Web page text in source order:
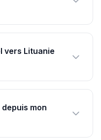
vers Lituanie
mon